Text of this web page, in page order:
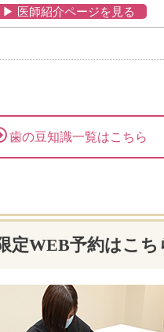
▶︎ 医師紹介ページを見る
歯の豆知識一覧はこちら
定WEB予約はこち